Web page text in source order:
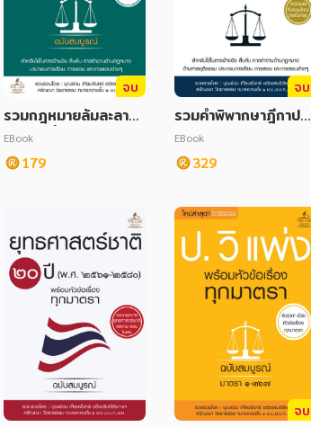
จบ
รวมกฎหมายล้มละลาย
และการฟื้นฟูกิจการ พร้
อมหัวข้อเรื่องมาตราสำ
คัญ ฉบับสมบูรณ์
EBook
179
จบ
รวมคำพิพากษาฎีกาประ
ชุมใหญ่ ประมวลกฎหม
ายอาญา พร้อมหัวข้อเรื่
องฎีกาและตัวบทมาตรา
EBook
329
จบ